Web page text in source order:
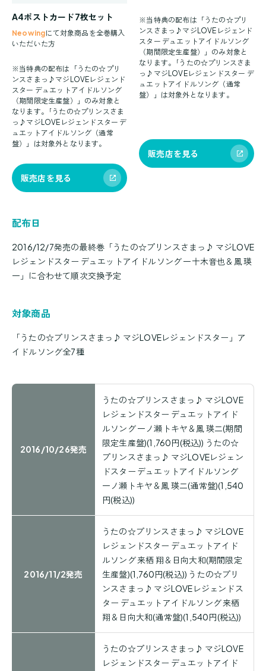
A4ポストカード7枚セット
Neowingにて対象商品を全巻購入
いただいた方
※当特典の配布は「うたの☆プリ
ンスさまっ♪マジLOVEレジェンド
スター デュエットアイドルソング
（期間限定生産盤）」のみ対象と
なります。｢うたの☆プリンスさま
っ♪マジLOVEレジェンドスター デ
ュエットアイドルソング（通常
盤）」は対象外となります。
販売店を見る
※当特典の配布は「うたの☆プリ
ンスさまっ♪マジLOVEレジェンド
スター デュエットアイドルソング
（期間限定生産盤）」のみ対象と
なります。｢うたの☆プリンスさま
っ♪マジLOVEレジェンドスター デ
ュエットアイドルソング（通常
盤）」は対象外となります。
販売店を見る
配布日
2016/12/7発売の最終巻「うたの☆プリンスさまっ♪ マジLOVE
レジェンドスター デュエットアイドルソング 一十木音也＆鳳 瑛
一」に合わせて順次交換予定
対象商品
「うたの☆プリンスさまっ♪ マジLOVEレジェンドスター」ア
イドルソング全7種
2016/10/26発売
うたの☆プリンスさまっ♪ マジLOVE
レジェンドスター デュエットアイド
ルソング 一ノ瀬トキヤ＆鳳 瑛二(期間
限定生産盤)(1,760円(税込)) うたの☆
プリンスさまっ♪ マジLOVEレジェン
ドスター デュエットアイドルソング
一ノ瀬トキヤ＆鳳 瑛二(通常盤)(1,540
円(税込))
2016/11/2発売
うたの☆プリンスさまっ♪ マジLOVE
レジェンドスター デュエットアイド
ルソング 来栖 翔＆日向大和(期間限定
生産盤)(1,760円(税込)) うたの☆プリ
ンスさまっ♪ マジLOVEレジェンドス
ター デュエットアイドルソング 来栖
翔＆日向大和(通常盤)(1,540円(税込))
うたの☆プリンスさまっ♪ マジLOVE
レジェンドスター デュエットアイド